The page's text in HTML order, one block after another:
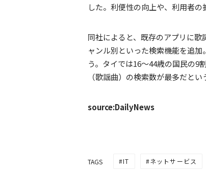
した。利便性の向上や、利用者の
同社によると、既存のアプリに
ャンル別といった検索機能を追
う。タイでは16～44歳の国民の9
（歌謡曲）の検索数が最多だとい
source:DailyNews
TAGS IT ネットサービス